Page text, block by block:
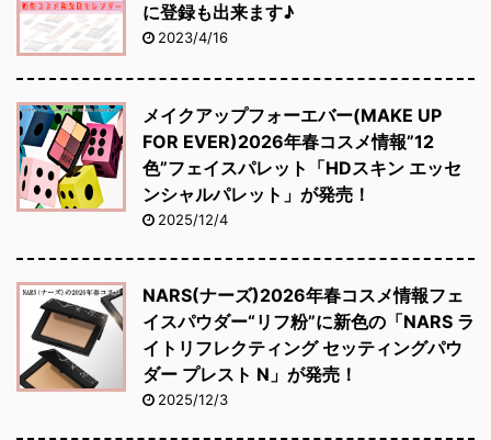
に登録も出来ます♪
2023/4/16
メイクアップフォーエバー(MAKE UP
FOR EVER)2026年春コスメ情報”12
色”フェイスパレット「HDスキン エッセ
ンシャルパレット」が発売！
2025/12/4
NARS(ナーズ)2026年春コスメ情報フェ
イスパウダー“リフ粉”に新色の「NARS ラ
イトリフレクティング セッティングパウ
ダー プレスト N」が発売！
2025/12/3